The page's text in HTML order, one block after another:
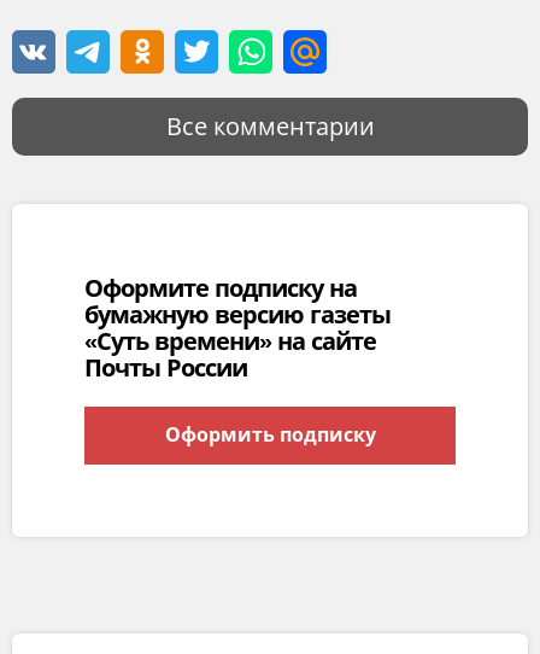
Все комментарии
Оформите подписку на
бумажную версию газеты
«Суть времени» на сайте
Почты России
Оформить подписку